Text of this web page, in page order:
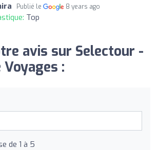
Publié le 8 years ago
Top
avis sur Selectour -
:
de 1 à 5